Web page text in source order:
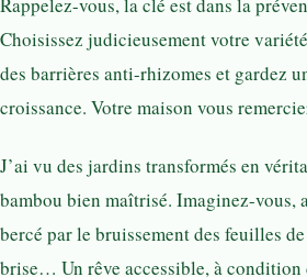
Choisissez judicieusement votre
des barrières anti-rhizomes et gardez
croissance. Votre maison vous
J’ai vu des jardins transformés en
bambou bien maîtrisé. Imaginez-vous,
bercé par le bruissement des feuilles
brise… Un rêve accessible, à